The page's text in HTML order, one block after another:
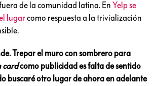
de la comunidad latina. En Yelp se
lugarcomo respuesta a la trivialización
Trepar el muro con sombrero para
cardcomo publicidad es falta de sentido
buscaré otro lugar de ahora en adelante